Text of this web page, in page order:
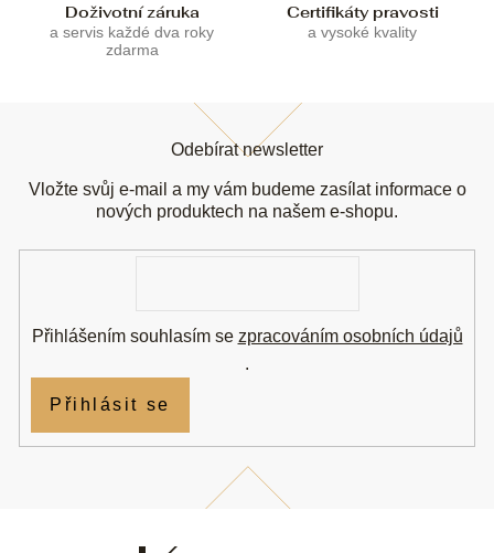
Doživotní záruka
a servis každé dva roky
zdarma
Certifikáty pravosti
a vysoké kvality
Odebírat newsletter
Vložte svůj e-mail a my vám budeme zasílat informace o
nových produktech na našem e-shopu.
Přihlášením souhlasím se zpracováním osobních údajů
.
Přihlásit se